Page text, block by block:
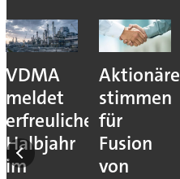
VDMA
meldet
erfreuliches
Halbjahr
im
Aktionäre
stimmen
für
Fusion
von